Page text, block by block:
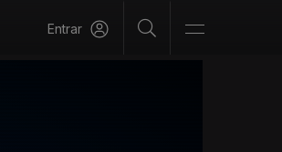
Entrar